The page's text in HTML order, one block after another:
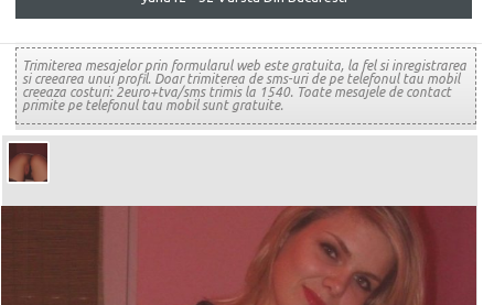
Trimiterea mesajelor prin formularul web este gratuita, la fel si inregistrarea
si creearea unui profil. Doar trimiterea de sms-uri de pe telefonul tau mobil
creeaza costuri: 2euro+tva/sms trimis la 1540. Toate mesajele de contact
primite pe telefonul tau mobil sunt gratuite.